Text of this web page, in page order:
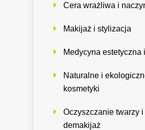
Cera wrażliwa i
Makijaż i stylizacja
Medycyna estetyczna
Naturalne i
kosmetyki
Oczyszczanie twarzy i
demakijaż